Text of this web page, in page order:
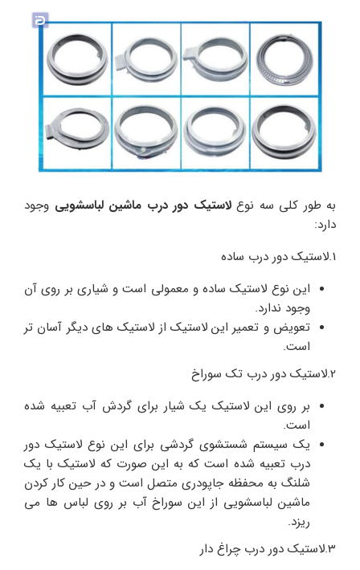
به طور کلی سه نوعلاستیک دور درب ماشین لباسشویی وجود
دارد:
1.لاستیک دور درب ساده
این نوع لاستیک ساده و معمولی است و شیاری بر روی آن
وجود ندارد.
تعویض و تعمیر این لاستیک از لاستیک های دیگر آسان تر
است.
2.لاستیک دور درب تک سوراخ
بر روی این لاستیک یک شیار برای گردش آب تعبیه شده
است.
یک سیستم شستشوی گردشی برای این نوع لاستیک دور
درب تعبیه شده است که به این صورت که لاستیک با یک
شلنگ به محفظه جاپودری متصل است و در حین کار کردن
ماشین لباسشویی از این سوراخ آب بر روی لباس ها می
ریزد.
3.لاستیک دور درب چراغ دار